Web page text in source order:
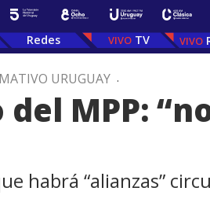
Redes TV
URUGUAY .
MPP:
habrá “alianzas”